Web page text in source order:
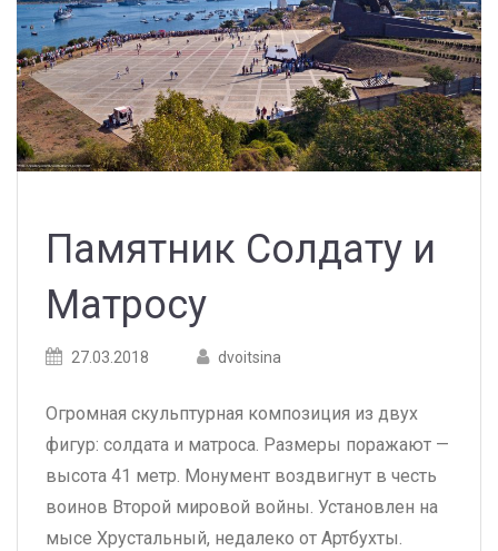
Памятник Солдату и
Матросу
Posted27.03.2018
Posteddvoitsina
Огромная скульптурная композиция из двух
фигур: солдата и матроса. Размеры поражают —
высота 41 метр. Монумент воздвигнут в честь
воинов Второй мировой войны. Установлен на
мысе Хрустальный, недалеко от Артбухты.